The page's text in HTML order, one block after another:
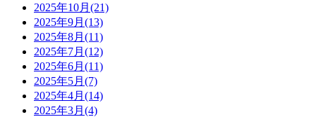
2025年10月(21)
2025年9月(13)
2025年8月(11)
2025年7月(12)
2025年6月(11)
2025年5月(7)
2025年4月(14)
2025年3月(4)